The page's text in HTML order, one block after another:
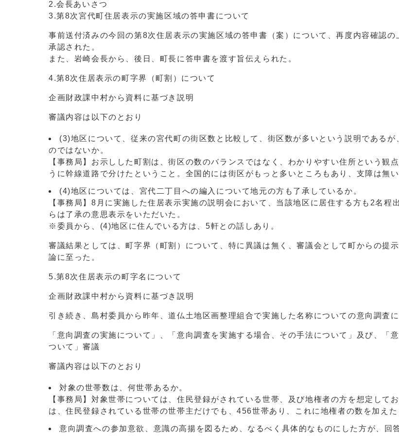
2.会長あいさつ
3.第8次宮代町住居表示の実施区域の答申書について
事前送付済みの今回の第8次住居表示の実施区域の答申書（案）について、再度内容確認の
承認された。
また、岩崎会長から、後日、町長に答申書を渡す旨伝えられた。
4.第8次住居表示の町字界（町割）について
企画財政課中村から資料に基づき説明
審議内容は以下のとおり
(3)地区について、従来の宮代町の街区数と比較して、街区数が多いという説明であるが
のではないか。
【事務局】お示しした町割は、街区の数のバランスではなく、わかりやすい住所という観
うに幹線道路で分けたということ。全国的には街区がもっと多いところもあり、支障は無い
(4)地区については、宮代二丁目への編入について地元の方も了承しているか。
【事務局】8月に実施した住居表示実施の説明会において、当該地区に居住する方も2名程
らは了承の意思表示をいただいた。
※委員から、(4)地区に住んでいる方は、5軒との話しあり。
審議結果としては、町字界（町割）について、特に異議は無く、審議会として町からの提
論に至った。
5.第8次住居表示の町字名について
企画財政課中村から資料に基づき説明
引き続き、島村委員から昨年、道仏土地区画整理組合で実施した名称についての意向調査
「意向調査の実施について」、「意向調査を実施する場合、その手法について」及び、「
ついて」審議
審議内容は以下のとおり
対象の世帯数は、何世帯あるか。
【事務局】対象世帯については、住民登録がされている世帯、及び地権者の方を想定して
は、住民登録されている世帯の世帯主だけでも、456世帯あり、これに地権者の数を加えた
意向調査への参加意欲、意識の高揚を図るため、なるべく具体的なものにした方が、回